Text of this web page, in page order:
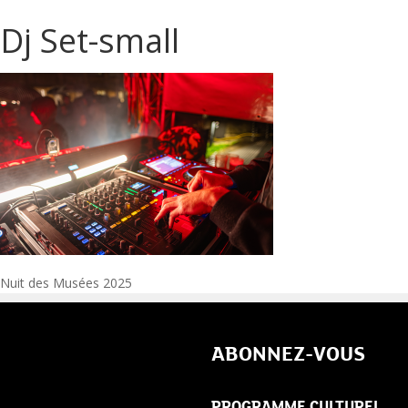
Dj Set-small
Navigation
Nuit des Musées 2025
ABONNEZ-VOUS